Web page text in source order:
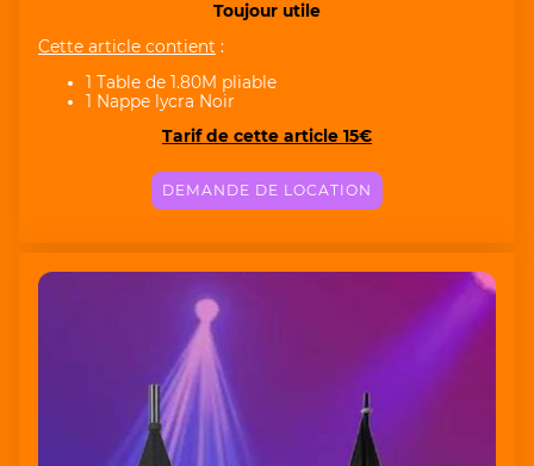
Toujour utile
Cette article contient :
1 Table de 1.80M pliable
1 Nappe lycra Noir
Tarif de cette article 15€
DEMANDE DE LOCATION